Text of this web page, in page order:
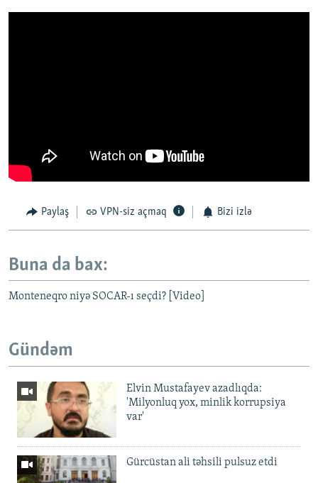
Paylaş VPN-siz açmaq Bizi izlə
Buna da bax:
Monteneqro niyə SOCAR-ı seçdi? [Video]
Gündəm
Elvin Mustafayev azadlıqda:
'Milyonluq yox, minlik korrupsiya
var'
Gürcüstan ali təhsili pulsuz etdi